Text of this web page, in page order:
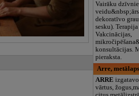
Vairāku
dekoratīvo
sesku).
Vakcinācijas,
konsultācijas.
pieraksta.
Arre,
ARRE
vārtus,